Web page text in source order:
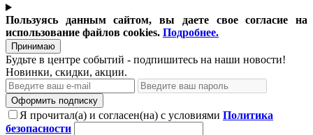
Пользуясь данным сайтом, вы даете свое согласие на
использование файлов cookies. Подробнее.
Принимаю
Будьте в центре событий - подпишитесь на наши новости!
Новинки, скидки, акции.
Оформить подписку
Я прочитал(а) и согласен(на) с условиями Политика
безопасности